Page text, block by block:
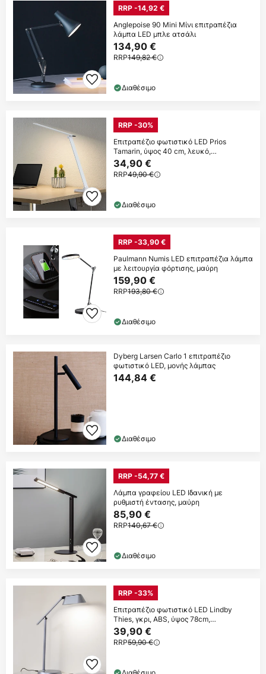
RRP -14,92 €
Anglepoise 90 Mini Μίνι επιτραπέζια
λάμπα LED μπλε ατσάλι
134,90 €
RRP149,82 €
Διαθέσιμο
RRP -30%
Επιτραπέζιο φωτιστικό LED Prios
Tamarin, ύψος 40 cm, λευκό,
ρυθμιζόμενο
34,90 €
RRP49,90 €
Διαθέσιμο
RRP -33,90 €
Paulmann Numis LED επιτραπέζια λάμπα
με λειτουργία φόρτισης, μαύρη
159,90 €
RRP193,80 €
Διαθέσιμο
Dyberg Larsen Carlo 1 επιτραπέζιο
φωτιστικό LED, μονής λάμπας
144,84 €
Διαθέσιμο
RRP -54,77 €
Λάμπα γραφείου LED Ιδανική με
ρυθμιστή έντασης, μαύρη
85,90 €
RRP140,67 €
Διαθέσιμο
RRP -33%
Επιτραπέζιο φωτιστικό LED Lindby
Thies, γκρι, ABS, ύψος 78cm,
ρυθμιζόμενο
39,90 €
RRP59,90 €